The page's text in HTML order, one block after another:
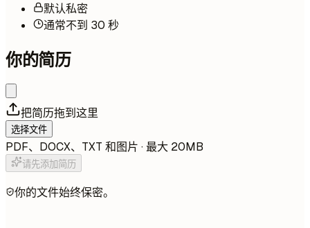
默认私密
通常不到 30 秒
你的简历
把简历拖到这里
选择文件
PDF、DOCX、TXT 和图片 · 最大 20MB
请先添加简历
你的文件始终保密。